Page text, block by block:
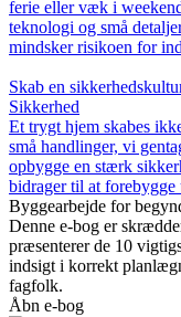
ferie eller væk i
teknologi og små
mindsker risikoen for
Skab en
Sikkerhed
Et trygt hjem skabes
små handlinger, vi
opbygge en stærk
bidrager til at
Byggearbejde for
Denne e-bog er
præsenterer de 10
indsigt i korrekt
fagfolk.
Åbn e-bog